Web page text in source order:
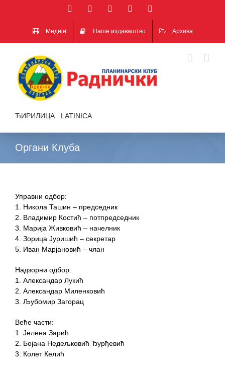
FacebookInstagramYouTubeEmail
Медији Наше издаваштво Архива
ЋИРИЛИЦА LATINICA
Органи Клуба
Управни одбор:
1. Никола Ташин – председник
2. Владимир Костић – потпредседник
3. Марија Живковић – начелник
4. Зорица Јуришић – секретар
5. Иван Марјановић – члан
Надзорни одбор:
1. Александар Лукић
2. Александар Миленковић
3. Љубомир Загорац
Веће части:
1. Јелена Зарић
2. Бојана Недељковић Ђурђевић
3. Колет Келић